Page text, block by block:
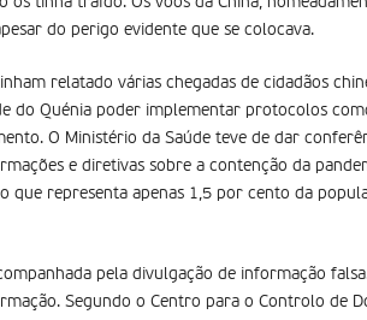
do perigo evidente que se colocava.
relatado várias chegadas de cidadãos
do Quénia poder implementar protocolos
O Ministério da Saúde teve de dar
e diretivas sobre a contenção da
que representa apenas 1,5 por cento da
pela divulgação de informação
Segundo o Centro para o Controlo de